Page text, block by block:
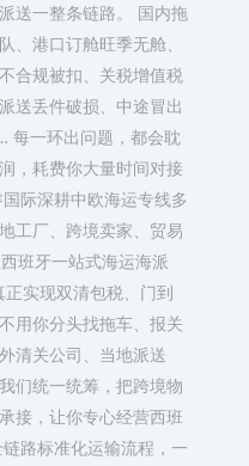
送一整条链路。 国内拖
、港口订舱旺季无舱、
合规被扣、关税增值税
送丢件破损、中途冒出
每一环出问题，都会耽
，耗费你大量时间对接
际深耕中欧海运专线多
工厂、跨境卖家、贸易
班牙一站式海运海派
实现双清包税、门到
用你分头找拖车、报关
清关公司、当地派送
们统一统筹，把跨境物
接，让你专心经营西班
路标准化运输流程，一